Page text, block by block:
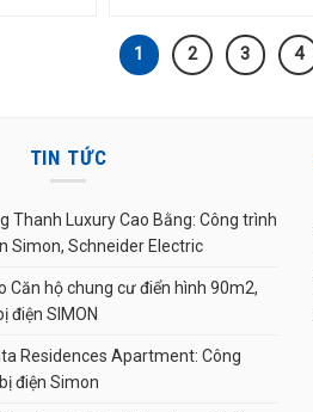
1 2 3 4
TIN TỨC
Thanh Luxury Cao Bằng: Công trình
Simon, Schneider Electric
Căn hộ chung cư điển hình 90m2,
điện SIMON
Residences Apartment: Công
điện Simon